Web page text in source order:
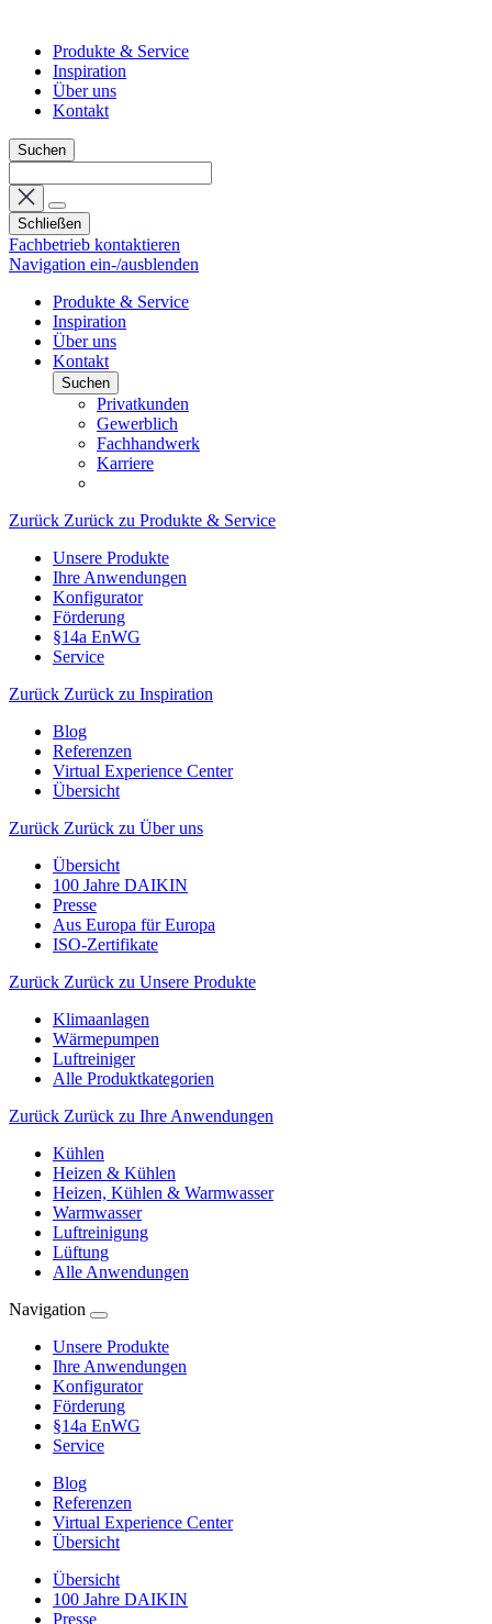
Produkte & Service
Inspiration
Über uns
Kontakt
Suchen
Schließen
Fachbetrieb kontaktieren
Navigation ein-/ausblenden
Produkte & Service
Inspiration
Über uns
Kontakt
Suchen
Privatkunden
Gewerblich
Fachhandwerk
Karriere
Zurück Zurück zu Produkte & Service
Unsere Produkte
Ihre Anwendungen
Konfigurator
Förderung
§14a EnWG
Service
Zurück Zurück zu Inspiration
Blog
Referenzen
Virtual Experience Center
Übersicht
Zurück Zurück zu Über uns
Übersicht
100 Jahre DAIKIN
Presse
Aus Europa für Europa
ISO-Zertifikate
Zurück Zurück zu Unsere Produkte
Klimaanlagen
Wärmepumpen
Luftreiniger
Alle Produktkategorien
Zurück Zurück zu Ihre Anwendungen
Kühlen
Heizen & Kühlen
Heizen, Kühlen & Warmwasser
Warmwasser
Luftreinigung
Lüftung
Alle Anwendungen
Navigation
Unsere Produkte
Ihre Anwendungen
Konfigurator
Förderung
§14a EnWG
Service
Blog
Referenzen
Virtual Experience Center
Übersicht
Übersicht
100 Jahre DAIKIN
Presse